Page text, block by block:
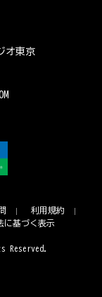
オ東京
利用規約
に基づく表示
Reserved.